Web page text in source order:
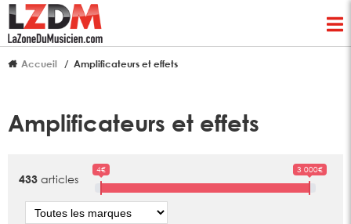
Accueil Amplificateurs et effets
Amplificateurs et effets
433 articles
4€ 3 000€
Marque